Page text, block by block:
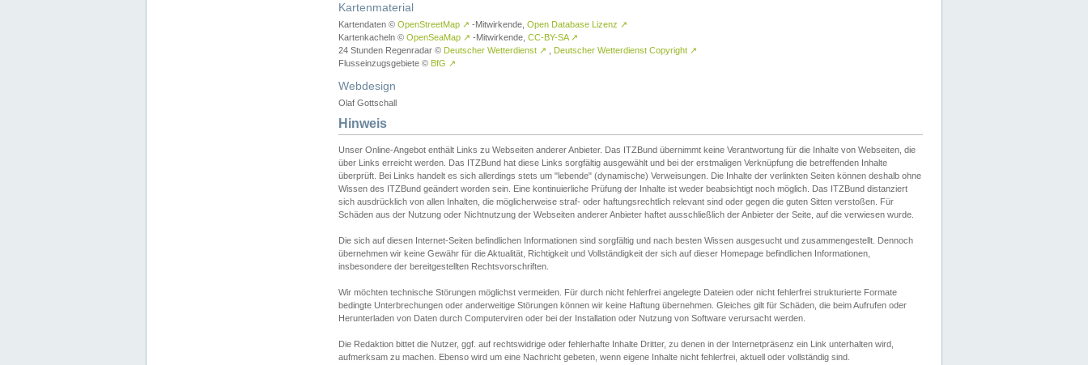
Kartenmaterial
Kartendaten © OpenStreetMap ↗ -Mitwirkende, Open Database Lizenz ↗
Kartenkacheln © OpenSeaMap ↗ -Mitwirkende, CC-BY-SA ↗
24 Stunden Regenradar © Deutscher Wetterdienst ↗ Deutscher Wetterdienst Copyright ↗
Flusseinzugsgebiete © BfG ↗
Webdesign
Olaf Gottschall
Hinweis
Unser Online-Angebot enthält Links zu Webseiten anderer Anbieter. Das ITZBund übernimmt keine Verantwortung für die Inhalte von Webseiten, die
über Links erreicht werden. Das ITZBund hat diese Links sorgfältig ausgewählt und bei der erstmaligen Verknüpfung die betreffenden Inhalte
überprüft. Bei Links handelt es sich allerdings stets um "lebende" (dynamische) Verweisungen. Die Inhalte der verlinkten Seiten können deshalb ohne
Wissen des ITZBund geändert worden sein. Eine kontinuierliche Prüfung der Inhalte ist weder beabsichtigt noch möglich. Das ITZBund distanziert
sich ausdrücklich von allen Inhalten, die möglicherweise straf- oder haftungsrechtlich relevant sind oder gegen die guten Sitten verstoßen. Für
Schäden aus der Nutzung oder Nichtnutzung der Webseiten anderer Anbieter haftet ausschließlich der Anbieter der Seite, auf die verwiesen wurde.
Die sich auf diesen Internet-Seiten befindlichen Informationen sind sorgfältig und nach besten Wissen ausgesucht und zusammengestellt. Dennoch
übernehmen wir keine Gewähr für die Aktualität, Richtigkeit und Vollständigkeit der sich auf dieser Homepage befindlichen Informationen,
insbesondere der bereitgestellten Rechtsvorschriften.
Wir möchten technische Störungen möglichst vermeiden. Für durch nicht fehlerfrei angelegte Dateien oder nicht fehlerfrei strukturierte Formate
bedingte Unterbrechungen oder anderweitige Störungen können wir keine Haftung übernehmen. Gleiches gilt für Schäden, die beim Aufrufen oder
Herunterladen von Daten durch Computerviren oder bei der Installation oder Nutzung von Software verursacht werden.
Die Redaktion bittet die Nutzer, ggf. auf rechtswidrige oder fehlerhafte Inhalte Dritter, zu denen in der Internetpräsenz ein Link unterhalten wird,
aufmerksam zu machen. Ebenso wird um eine Nachricht gebeten, wenn eigene Inhalte nicht fehlerfrei, aktuell oder vollständig sind.